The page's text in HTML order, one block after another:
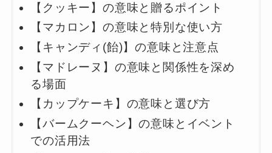
【クッキー】の意味と贈るポイント
【マカロン】の意味と特別な使い方
【キャンディ(飴)】の意味と注意点
【マドレーヌ】の意味と関係性を深め
る場面
【カップケーキ】の意味と選び方
【バームクーヘン】の意味とイベント
での活用法